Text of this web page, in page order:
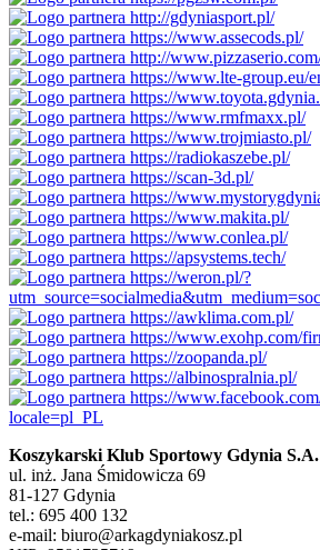
Koszykarski Klub Sportowy Gdynia S.A.
ul. inż. Jana Śmidowicza 69
81-127 Gdynia
tel.: 695 400 132
e-mail: biuro@arkagdyniakosz.pl